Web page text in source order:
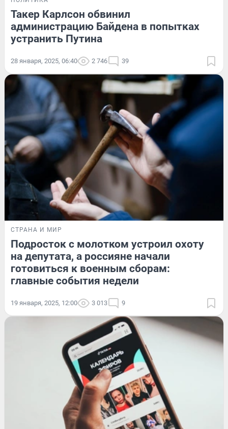
Такер Карлсон обвинил
администрацию Байдена в попытках
устранить Путина
28 января, 2025, 06:40 2 746 39
СТРАНА И МИР
Подросток с молотком устроил охоту
на депутата, а россияне начали
готовиться к военным сборам:
главные события недели
19 января, 2025, 12:00 3 013 9